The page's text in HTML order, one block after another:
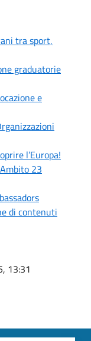
tra sport,
graduatorie
e
l’Europa!
23
di contenuti
13:31